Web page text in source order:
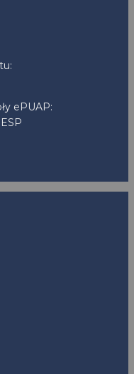
ePUAP: